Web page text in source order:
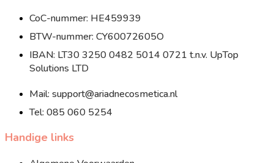
CoC-nummer: HE459939
BTW-nummer: CY60072605O
IBAN: LT30 3250 0482 5014 0721 t.n.v. UpTop
Solutions LTD
Mail: support@ariadnecosmetica.nl
Tel: 085 060 5254
Handige links